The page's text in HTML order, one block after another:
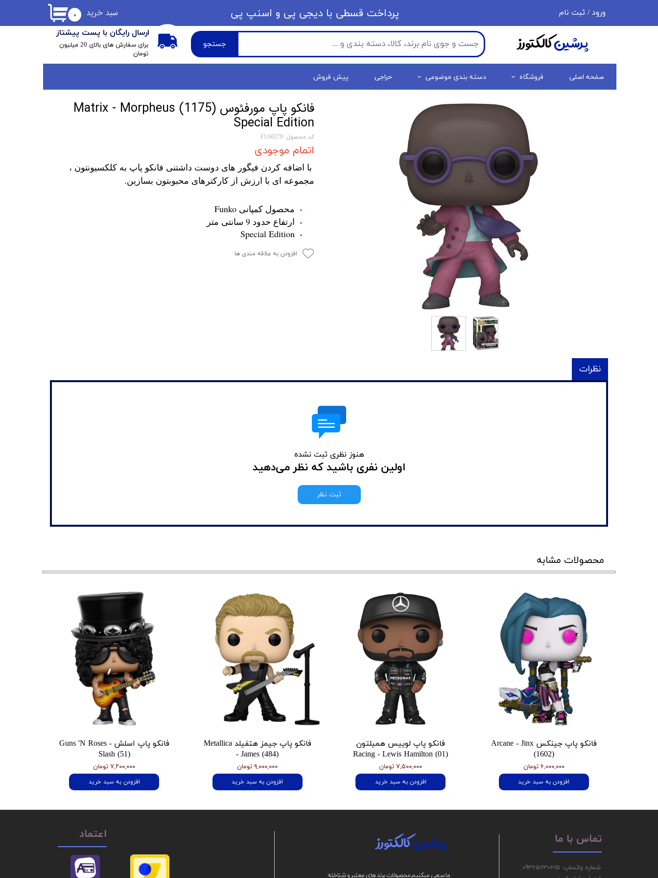
جستجو
ارسال رایگان با پست پیشتاز
​برای سفارش های بالای 20 میلیون
تومان
۰ سبد خرید ورود / ثبت نام
حساب کاربری من
تغییر گذر واژه
سفارشات
خروج از حساب کاربری
​​پرداخت قسطی با دیجی پی ​​​​​​​و اسنپ پی
صفحه اصلی فروشگاه دسته بندی موضوعی حراجی پیش فروش
پرشینکالکتورز
فانکو پاپ مورفئوس Matrix - Morpheus (1175)
Special Edition
کد محصول: FU60279
اتمام موجودی
با اضافه کردن فیگور های دوست داشتنی فانکو پاپ به کلکسیونتون ،
مجموعه ای با ارزش از کارکترهای محبوبتون بسازین.
محصول کمپانی Funko
ارتفاع حدود 9 سانتی متر
Special Edition
افزودن به علاقه مندی ها
نظرات
هنوز نظری ثبت نشده
اولین نفری باشید که نظر می‌دهید
ثبت نظر
محصولات مشابه
فانکو پاپ جینکس Arcane - Jinx
(1602)
۶,۰۰۰,۰۰۰ تومان
افزودن به سبد خرید
فانکو پاپ لوییس همیلتون
Racing - Lewis Hamilton (01)
۷,۵۰۰,۰۰۰ تومان
افزودن به سبد خرید
فانکو پاپ جیمز هتفیلد Metallica
- James (484)
۹,۰۰۰,۰۰۰ تومان
افزودن به سبد خرید
فانکو پاپ اسلش Guns 'N Roses -
Slash (51)
۷,۲۰۰,۰۰۰ تومان
افزودن به سبد خرید
ما سعی میکنیم محصولات برند های معتبر و شناخته
پرشینکالکتورز
شماره واتساپ: 09365230615
تماس با ما اعتماد